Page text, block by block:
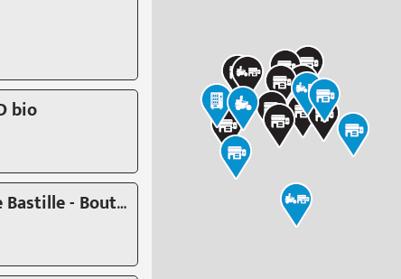
bio
Purple Store Bastille - Boutique CBD